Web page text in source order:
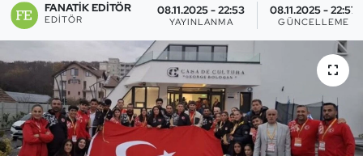
FANATIK EDITÖR
EDITÖR
08.11.2025 - 22:53
YAYINLANMA
08.11.2025 - 22:57
GÜNCELLEME
Buz Hokeyi
Buz Pateni
Çim Hokeyi
Cimnastik